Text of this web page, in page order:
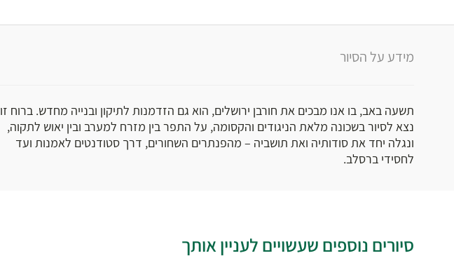
מידע על הסיור
תשעה באב, בו אנו מבכים את חורבן ירושלים, הוא גם הזדמנות לתיקון ובנייה מחדש. ברוח זו
נצא לסיור בשכונה מלאת הניגודים והקסומה, על התפר בין מזרח למערב ובין יאוש לתקוה,
ונגלה יחד את סודותיה ואת תושביה – מהפנתרים השחורים, דרך סטודנטים לאמנות ועד
לחסידי ברסלב.
סיורים נוספים שעשויים לעניין אותך